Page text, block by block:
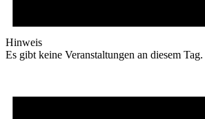
Hinweis
Es gibt keine Veranstaltungen an diesem Tag.